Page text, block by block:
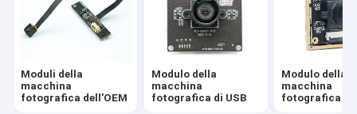
Modulo della macchina fotografica di riconoscimento di
modulo del webcam del computer portatile
1MP Camera Module
Moduli della
macchina
fotografica dell'OEM
Modulo della
macchina
fotografica di USB
Modulo della
macchina
fotografica di